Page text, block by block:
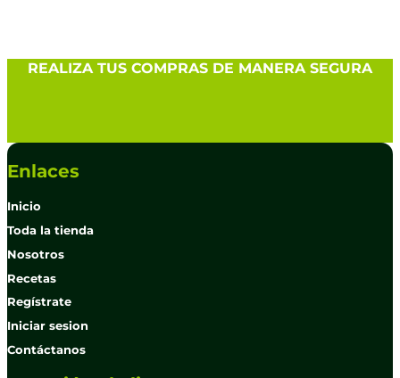
REALIZA TUS COMPRAS DE MANERA SEGURA
Enlaces
Inicio
Toda la tienda
Nosotros
Recetas
Regístrate
Iniciar sesion
Contáctanos